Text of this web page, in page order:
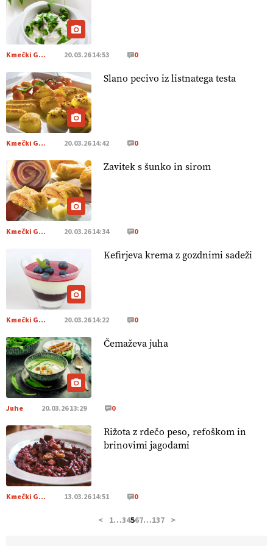
prehransko varnost,
https://t.co/K0USFPJ5fJ @EUAgri #IMCAP #CAP
https://t.co/vcHhoOixHy
[EKOloško = LOGIČNO
Danes ni pomembna le količina
hrane, ampak tudi način njene pridelave
https://t.co/bKGeI4ZcNi @EUAgri #imcap #cap #blog
https://t.co/2sllAmcKwG
[EKOloško = LOGIČNO
prilagojene sorte
VEČ
https://t.co/OQSsax7l8V @EUAgri #IMCAP #CAP
https://t.co/PAL0zlhVia
[EKOloško = LOGIČNO
Na kmetiji Polone Ratajc je
pridelava aronije
kmetijsko in podjetniško zgodbo.
https://t.co/EulJoSBYMi @EUAgri #IMCAP #CAP
https://t.co/xp1oihBDaJ
[EKOloško = LOGIČNO
doma in v tujini
. Zato je ekološka pridelava odlična priložnost
za slovenske vinarje
@EUAgri #IMCAP #CAP https://t.co/01qpoeLyNP
[EKOloško = LOGIČNO
so ključni za prihodnost
kmetijstva in uspešno prenovo kmetij
https://t.co/RRn8unbwXp @EUAgri #IMCAP #CAP
https://t.co/mnLHFv2VuP
Kmečki Glas 20.03.26 14:53 0
Slano pecivo iz listnatega testa
Kmečki Glas 20.03.26 14:42 0
Zavitek s šunko in sirom
Kmečki Glas 20.03.26 14:34 0
Kefirjeva krema z gozdnimi sadeži
Kmečki Glas 20.03.26 14:22 0
Čemaževa juha
Juhe 20.03.26 13:29 0
Rižota z rdečo peso, refoškom in
brinovimi jagodami
Kmečki Glas 13.03.26 14:51 0
< 1…34567…137 >